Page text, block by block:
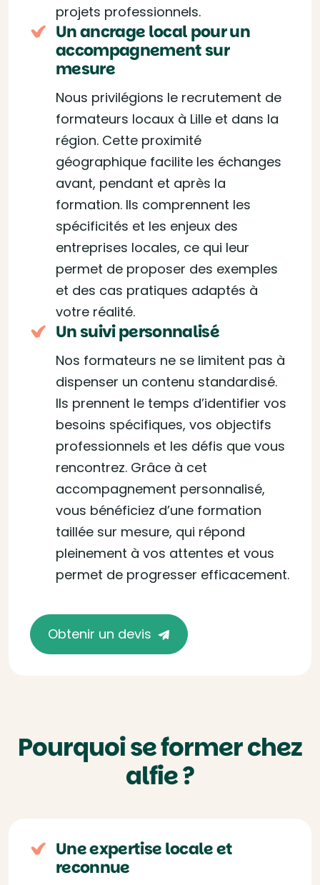
projets professionnels.
Un ancrage local pour un
accompagnement sur
mesure
Nous privilégions le recrutement de
formateurs locaux à Lille et dans la
région. Cette proximité
géographique facilite les échanges
avant, pendant et après la
formation. Ils comprennent les
spécificités et les enjeux des
entreprises locales, ce qui leur
permet de proposer des exemples
et des cas pratiques adaptés à
votre réalité.
Un suivi personnalisé
Nos formateurs ne se limitent pas à
dispenser un contenu standardisé.
Ils prennent le temps d’identifier vos
besoins spécifiques, vos objectifs
professionnels et les défis que vous
rencontrez. Grâce à cet
accompagnement personnalisé,
vous bénéficiez d’une formation
taillée sur mesure, qui répond
pleinement à vos attentes et vous
permet de progresser efficacement.
Obtenir un devis
Pourquoi se former chez
alfie ?
Une expertise locale et
reconnue